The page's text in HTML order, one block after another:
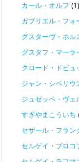
カール・オルフ (1)
ガブリエル・フォ
グスターヴ・ホル
グスタフ・マーラ
クロード・ドビュ
ジャン・シベリウ
ジュゼッペ・ヴェ
すぎやまこういち
セザール・フラン
セルゲイ・プロコ